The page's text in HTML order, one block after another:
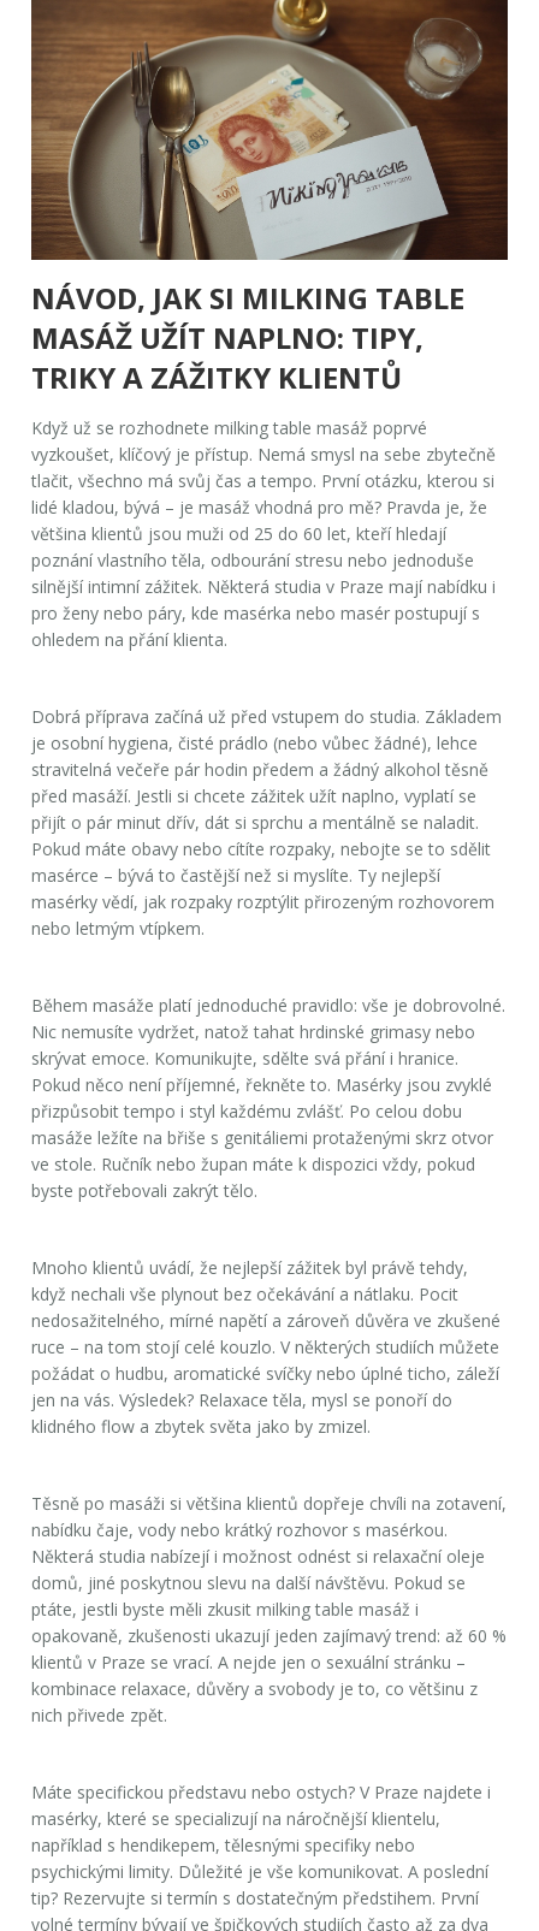
NÁVOD, JAK SI MILKING TABLE
MASÁŽ UŽÍT NAPLNO: TIPY,
TRIKY A ZÁŽITKY KLIENTŮ
Když už se rozhodnete milking table masáž poprvé
vyzkoušet, klíčový je přístup. Nemá smysl na sebe zbytečně
tlačit, všechno má svůj čas a tempo. První otázku, kterou si
lidé kladou, bývá – je masáž vhodná pro mě? Pravda je, že
většina klientů jsou muži od 25 do 60 let, kteří hledají
poznání vlastního těla, odbourání stresu nebo jednoduše
silnější intimní zážitek. Některá studia v Praze mají nabídku i
pro ženy nebo páry, kde masérka nebo masér postupují s
ohledem na přání klienta.
Dobrá příprava začíná už před vstupem do studia. Základem
je osobní hygiena, čisté prádlo (nebo vůbec žádné), lehce
stravitelná večeře pár hodin předem a žádný alkohol těsně
před masáží. Jestli si chcete zážitek užít naplno, vyplatí se
přijít o pár minut dřív, dát si sprchu a mentálně se naladit.
Pokud máte obavy nebo cítíte rozpaky, nebojte se to sdělit
masérce – bývá to častější než si myslíte. Ty nejlepší
masérky vědí, jak rozpaky rozptýlit přirozeným rozhovorem
nebo letmým vtípkem.
Během masáže platí jednoduché pravidlo: vše je dobrovolné.
Nic nemusíte vydržet, natož tahat hrdinské grimasy nebo
skrývat emoce. Komunikujte, sdělte svá přání i hranice.
Pokud něco není příjemné, řekněte to. Masérky jsou zvyklé
přizpůsobit tempo i styl každému zvlášť. Po celou dobu
masáže ležíte na břiše s genitáliemi protaženými skrz otvor
ve stole. Ručník nebo župan máte k dispozici vždy, pokud
byste potřebovali zakrýt tělo.
Mnoho klientů uvádí, že nejlepší zážitek byl právě tehdy,
když nechali vše plynout bez očekávání a nátlaku. Pocit
nedosažitelného, mírné napětí a zároveň důvěra ve zkušené
ruce – na tom stojí celé kouzlo. V některých studiích můžete
požádat o hudbu, aromatické svíčky nebo úplné ticho, záleží
jen na vás. Výsledek? Relaxace těla, mysl se ponoří do
klidného flow a zbytek světa jako by zmizel.
Těsně po masáži si většina klientů dopřeje chvíli na zotavení,
nabídku čaje, vody nebo krátký rozhovor s masérkou.
Některá studia nabízejí i možnost odnést si relaxační oleje
domů, jiné poskytnou slevu na další návštěvu. Pokud se
ptáte, jestli byste měli zkusit milking table masáž i
opakovaně, zkušenosti ukazují jeden zajímavý trend: až 60 %
klientů v Praze se vrací. A nejde jen o sexuální stránku –
kombinace relaxace, důvěry a svobody je to, co většinu z
nich přivede zpět.
Máte specifickou představu nebo ostych? V Praze najdete i
masérky, které se specializují na náročnější klientelu,
například s hendikepem, tělesnými specifiky nebo
psychickými limity. Důležité je vše komunikovat. A poslední
tip? Rezervujte si termín s dostatečným předstihem. První
volné termíny bývají ve špičkových studiích často až za dva